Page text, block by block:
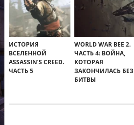
ИСТОРИЯ
ВСЕЛЕННОЙ
ASSASSIN’S CREED.
ЧАСТЬ 5
WORLD WAR BEE 2.
ЧАСТЬ 4: ВОЙНА,
КОТОРАЯ
ЗАКОНЧИЛАСЬ БЕЗ
БИТВЫ